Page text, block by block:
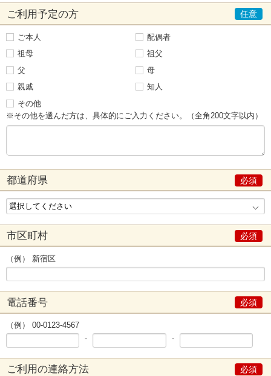
ご利用予定の方
ご本人
配偶者
祖母
祖父
父
母
親戚
知人
その他
※その他を選んだ方は、具体的にご入力ください。（全角200文字以内）
都道府県
市区町村
（例） 新宿区
電話番号
（例） 00-0123-4567
-
-
ご利用の連絡方法